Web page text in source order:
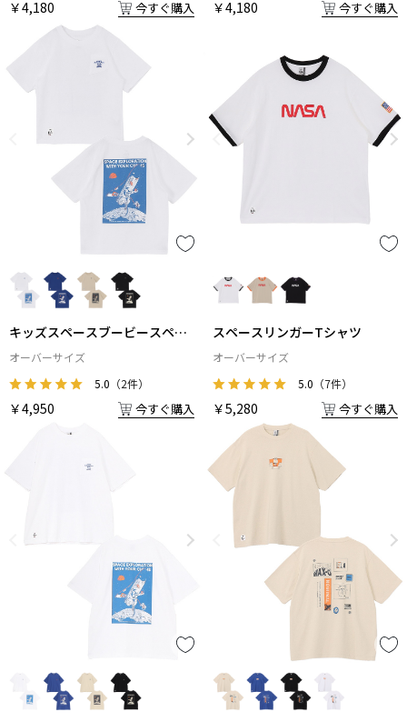
￥4,180 今すぐ購入 ￥4,180 今すぐ購入
キッズスペースブービースペー
スシップポケットTシャツ
オーバーサイズ
5.0 （2件）
￥4,950 今すぐ購入
スペースリンガーTシャツ
オーバーサイズ
5.0 （7件）
￥5,280 今すぐ購入